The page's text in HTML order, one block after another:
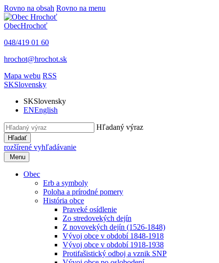
Rovno na obsah Rovno na menu
ObecHrochoť
048/419 01 60
hrochot@hrochot.sk
Mapa webu RSS
SKSlovensky
SKSlovensky
ENEnglish
Hľadaný výraz
Hľadať
rozšírené vyhľadávanie
Menu
Obec
Erb a symboly
Poloha a prírodné pomery
História obce
Praveké osídlenie
Zo stredovekých dejín
Z novovekých dejín (1526-1848)
Vývoj obce v období 1848-1918
Vývoj obce v období 1918-1938
Protifašistický odboj a vznik SNP